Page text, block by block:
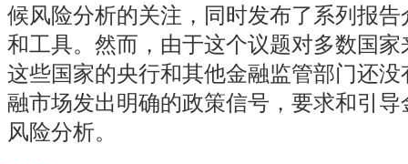
候风险分析的关注，同时发布了系列报
和工具。然而，由于这个议题对多数国
这些国家的央行和其他金融监管部门还
融市场发出明确的政策信号，要求和引
风险分析。